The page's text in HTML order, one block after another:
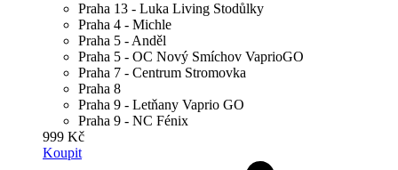
Praha 13 - Luka Living Stodůlky
Praha 4 - Michle
Praha 5 - Anděl
Praha 5 - OC Nový Smíchov VaprioGO
Praha 7 - Centrum Stromovka
Praha 8
Praha 9 - Letňany Vaprio GO
Praha 9 - NC Fénix
999 Kč
Koupit